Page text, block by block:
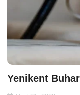
Yenikent